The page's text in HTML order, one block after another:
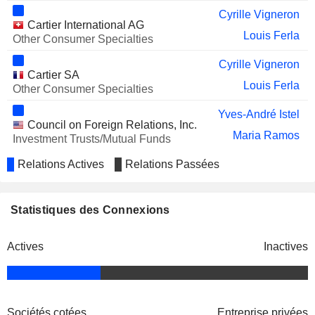
Cartier International AG
Other Consumer Specialties
Cyrille Vigneron
Louis Ferla
Cartier SA
Other Consumer Specialties
Cyrille Vigneron
Louis Ferla
Council on Foreign Relations, Inc.
Investment Trusts/Mutual Funds
Yves-André Istel
Maria Ramos
Group SpA
Cédric Charles Marcel Bossert
Frederick Willem Mostert
Relations Actives Relations Passées
Statistiques des Connexions
Actives Inactives
Sociétés cotées Entreprise privées